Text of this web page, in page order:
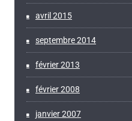
avril 2015
septembre 2014
février 2013
février 2008
janvier 2007